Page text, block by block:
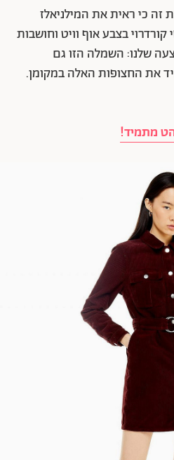
זה כי ראית את המילניאלז
בצבע אוף וויט וחושבות
שלנו: השמלה הזו גם
את החצופות האלה במקומן.
מתמיד!